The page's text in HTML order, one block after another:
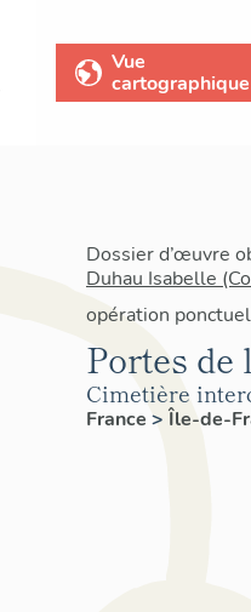
Vue
cartographique
Dossier d’œuvre
Duhau Isabelle
opération
Portes de
Cimetière
France > Île-de-